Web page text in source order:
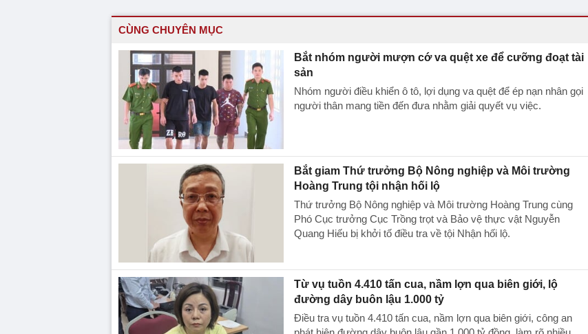
CÙNG CHUYÊN MỤC
Bắt nhóm người mượn cớ va quệt xe để cưỡng đoạt tài
sản
Nhóm người điều khiển ô tô, lợi dụng va quệt để ép nạn nhân gọi
người thân mang tiền đến đưa nhằm giải quyết vụ việc.
Bắt giam Thứ trưởng Bộ Nông nghiệp và Môi trường
Hoàng Trung tội nhận hối lộ
Thứ trưởng Bộ Nông nghiệp và Môi trường Hoàng Trung cùng
Phó Cục trưởng Cục Trồng trọt và Bảo vệ thực vật Nguyễn
Quang Hiếu bị khởi tố điều tra về tội Nhận hối lộ.
Từ vụ tuồn 4.410 tấn cua, nầm lợn qua biên giới, lộ
đường dây buôn lậu 1.000 tỷ
Điều tra vụ tuồn 4.410 tấn cua, nầm lợn qua biên giới, công an